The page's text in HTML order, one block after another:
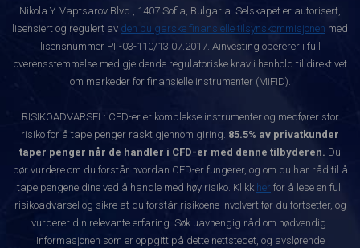
Nikola Y. Vaptsarov Blvd., 1407 Sofia, Bulgaria. Selskapet er autorisert,
lisensiert og regulert av den bulgarske finansielle tilsynskommisjonen med
lisensnummer РГ-03-110/13.07.2017. Ainvesting opererer i full
overensstemmelse med gjeldende regulatoriske krav i henhold til direktivet
om markeder for finansielle instrumenter (MiFID).
RISIKOADVARSEL: CFD-er er komplekse instrumenter og medfører stor
risiko for å tape penger raskt gjennom giring. 85.5% av privatkunder
taper penger når de handler i CFD-er med denne tilbyderen. Du
bør vurdere om du forstår hvordan CFD-er fungerer, og om du har råd til å
tape pengene dine ved å handle med høy risiko. Klikk her for å lese en full
risikoadvarsel og sikre at du forstår risikoene involvert før du fortsetter, og
vurderer din relevante erfaring. Søk uavhengig råd om nødvendig.
Informasjonen som er oppgitt på dette nettstedet, og avslørende